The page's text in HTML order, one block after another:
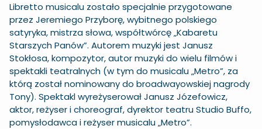
Libretto musicalu zostało specjalnie przygotowane
przez Jeremiego Przyborę, wybitnego polskiego
satyryka, mistrza słowa, współtwórcę „Kabaretu
Starszych Panów”. Autorem muzyki jest Janusz
Stokłosa, kompozytor, autor muzyki do wielu filmów i
spektakli teatralnych (w tym do musicalu „Metro”, za
którą został nominowany do broadwayowskiej nagrody
Tony). Spektakl wyreżyserował Janusz Józefowicz,
aktor, reżyser i choreograf, dyrektor teatru Studio Buffo,
pomysłodawca i reżyser musicalu „Metro”.